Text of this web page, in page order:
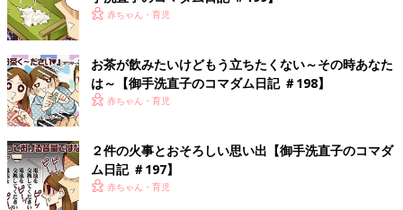
赤ちゃん・育児
お茶が飲みたいけどもう立ちたくない～その時あなた
は～【御手洗直子のコマダム日記 ＃198】
赤ちゃん・育児
２件の火事とおそろしい思い出【御手洗直子のコマダ
ム日記 ＃197】
赤ちゃん・育児